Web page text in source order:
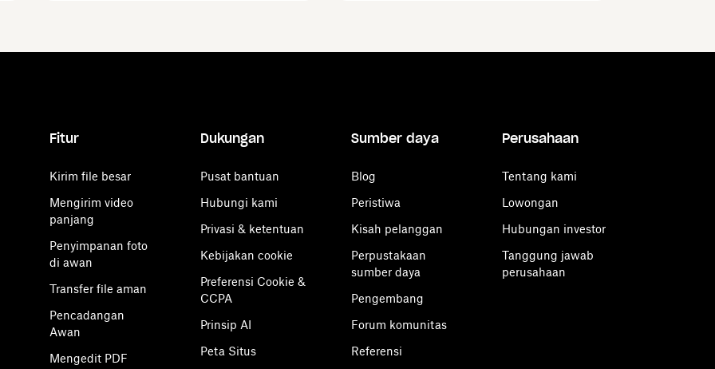
Fitur
Kirim file besar
Mengirim video
panjang
Penyimpanan foto
di awan
Transfer file aman
Pencadangan
Awan
Mengedit PDF
Dukungan
Pusat bantuan
Hubungi kami
Privasi & ketentuan
Kebijakan cookie
Preferensi Cookie &
CCPA
Prinsip AI
Peta Situs
Sumber daya
Blog
Peristiwa
Kisah pelanggan
Perpustakaan
sumber daya
Pengembang
Forum komunitas
Referensi
Perusahaan
Tentang kami
Lowongan
Hubungan investor
Tanggung jawab
perusahaan